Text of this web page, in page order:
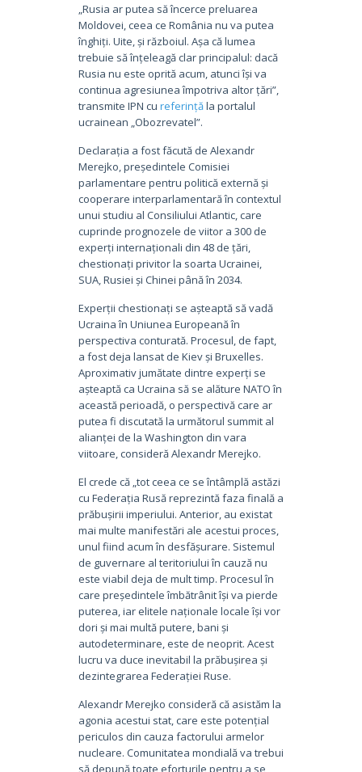
„Rusia ar putea să încerce preluarea
Moldovei, ceea ce România nu va putea
înghiți. Uite, și războiul. Așa că lumea
trebuie să înțeleagă clar principalul: dacă
Rusia nu este oprită acum, atunci își va
continua agresiunea împotriva altor țări”,
transmite IPN cu referințăla portalul
ucrainean „Obozrevatel”.
Declarația a fost făcută de Alexandr
Merejko, președintele Comisiei
parlamentare pentru politică externă și
cooperare interparlamentară în contextul
unui studiu al Consiliului Atlantic, care
cuprinde prognozele de viitor a 300 de
experți internaționali din 48 de țări,
chestionați privitor la soarta Ucrainei,
SUA, Rusiei și Chinei până în 2034.
Experții chestionați se așteaptă să vadă
Ucraina în Uniunea Europeană în
perspectiva conturată. Procesul, de fapt,
a fost deja lansat de Kiev și Bruxelles.
Aproximativ jumătate dintre experți se
așteaptă ca Ucraina să se alăture NATO în
această perioadă, o perspectivă care ar
putea fi discutată la următorul summit al
alianței de la Washington din vara
viitoare, consideră Alexandr Merejko.
El crede că „tot ceea ce se întâmplă astăzi
cu Federația Rusă reprezintă faza finală a
prăbușirii imperiului. Anterior, au existat
mai multe manifestări ale acestui proces,
unul fiind acum în desfășurare. Sistemul
de guvernare al teritoriului în cauză nu
este viabil deja de mult timp. Procesul în
care președintele îmbătrânit își va pierde
puterea, iar elitele naționale locale își vor
dori și mai multă putere, bani și
autodeterminare, este de neoprit. Acest
lucru va duce inevitabil la prăbușirea și
dezintegrarea Federației Ruse.
Alexandr Merejko consideră că asistăm la
agonia acestui stat, care este potențial
periculos din cauza factorului armelor
nucleare. Comunitatea mondială va trebui
să depună toate eforturile pentru a se